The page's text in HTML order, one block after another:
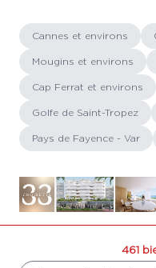
Cannes et environs
Mougins et environs
Cap Ferrat et environs
Golfe de Saint-Tropez
Pays de Fayence - Var
461